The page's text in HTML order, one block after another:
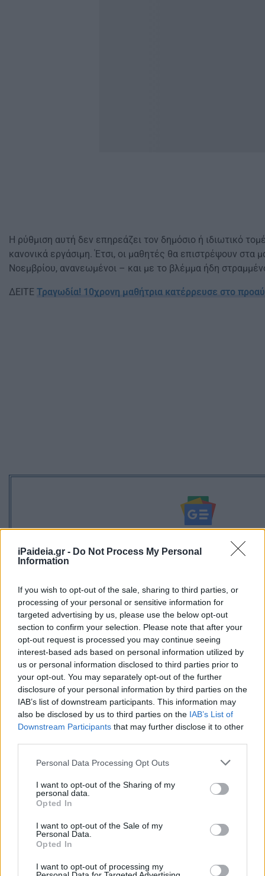
iPaideia.gr - Do Not Process My Personal
Information
If you wish to opt-out of the sale, sharing to third parties, or
processing of your personal or sensitive information for
targeted advertising by us, please use the below opt-out
section to confirm your selection. Please note that after your
opt-out request is processed you may continue seeing
interest-based ads based on personal information utilized by
us or personal information disclosed to third parties prior to
your opt-out. You may separately opt-out of the further
disclosure of your personal information by third parties on the
IAB’s list of downstream participants. This information may
also be disclosed by us to third parties on the IAB’s List of
Downstream Participants that may further disclose it to other
Please note that this website/app uses one or more Google
not limited to your visit or usage behaviour. You may click to
grant or deny consent to Google and its third-party tags to
use your data for below specified purposes in below Google
consent section.
Personal Data Processing Opt Outs
I want to opt-out of the Sharing of my
personal data.
Opted In
I want to opt-out of the Sale of my
Personal Data.
Opted In
I want to opt-out of processing my
Η ρύθμιση αυτή δεν επηρεάζει τον δημόσιο ή ιδιωτικό
κανονικά εργάσιμη. Έτσι, οι μαθητές θα επιστρέψουν στα
Νοεμβρίου, ανανεωμένοι – και με το βλέμμα ήδη
ΔΕΙΤΕ Τραγωδία! 10χρονη μαθήτρια κατέρρευσε στο
Tελευταίες
Στην Κατηγορία:ΠΑΙΔΕΙΑ
TAGS: 17 ΝΟΕΜΒΡΗ ΣΧΟΛΕΙΑ
ΔΙΑΒΑΣΤΕ ΑΚΟΜΑ